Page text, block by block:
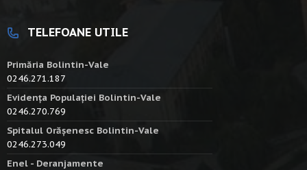
TELEFOANE UTILE
Primăria Bolintin-Vale
0246.271.187
Evidența Populației Bolintin-Vale
0246.270.769
Spitalul Orășenesc Bolintin-Vale
0246.273.049
Enel - Deranjamente